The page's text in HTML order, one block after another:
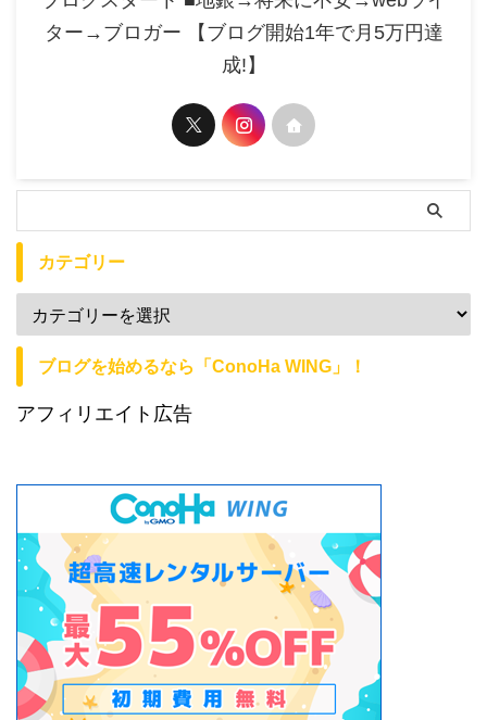
ター→ブロガー 【ブログ開始1年で月5万円達
成!】
カテゴリー
ブログを始めるなら「ConoHa WING」！
アフィリエイト広告